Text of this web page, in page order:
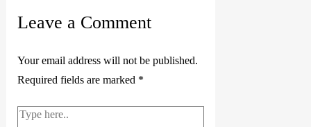
Leave a Comment
Your email address will not be published.
Required fields are marked *
Type